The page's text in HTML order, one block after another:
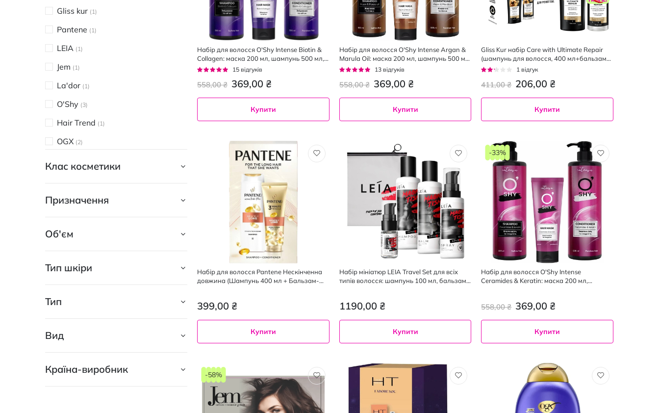
Набір для волосся O'Shy Intense Biotin &
Collagen: маска 200 мл, шампунь 500 мл,
кондиціонер 500 мл
Рейтинг:
15 відгуків
369,00 ₴
558,00 ₴
Купити
Набір для волосся O'Shy Intense Argan &
Marula Oil: маска 200 мл, шампунь 500 мл,
кондиціонер 500 мл
Рейтинг:
13 відгуків
369,00 ₴
558,00 ₴
Купити
Gliss Kur набір Care with Ultimate Repair
(шампунь для волосся, 400 мл+бальзам
для волосся, 200 мл)
Рейтинг:
1 відгук
206,00 ₴
411,00 ₴
Купити
Набір для волосся Pantene Нескінченна
довжина (Шампунь 400 мл + Бальзам-
399,00 ₴
Купити
Набір мініатюр LEIA Travel Set для всіх
типів волосся: шампунь 100 мл, бальзам
1190,00 ₴
Купити
Набір для волосся O'Shy Intense
Ceramides & Keratin: маска 200 мл,
369,00 ₴
558,00 ₴
-33%
Купити
-58%
Gliss kur 1
Pantene 1
LEIA 1
Jem 1
La'dor 1
O'Shy 3
Hair Trend 1
OGX 2
Клас косметики
Призначення
Об'єм
Тип шкіри
Тип
Вид
Країна-виробник